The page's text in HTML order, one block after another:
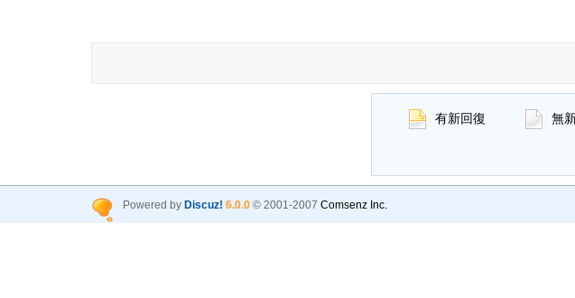
有新回復 無
Powered by Discuz! 6.0.0© 2001-2007 Comsenz Inc.